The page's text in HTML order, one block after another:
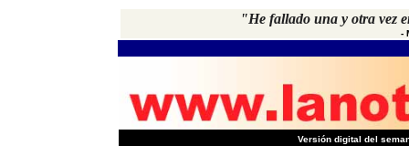
"He fallado una y otra vez
-
Versión digital del